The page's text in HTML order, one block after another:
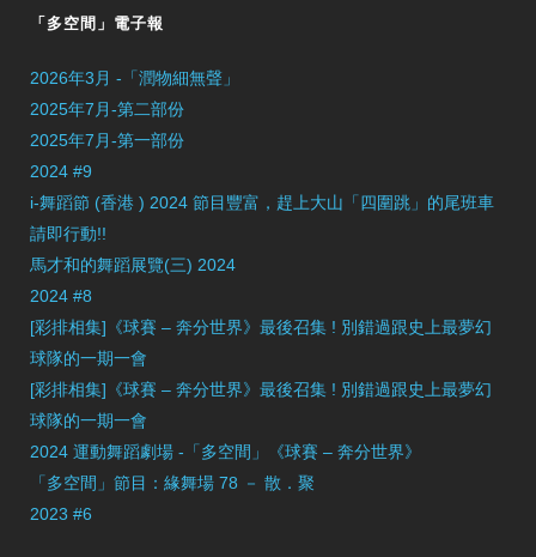
「多空間」電子報
2026年3月 -「潤物細無聲」
2025年7月-第二部份
2025年7月-第一部份
2024 #9
i-舞蹈節 (香港 ) 2024 節目豐富，趕上大山「四圍跳」的尾班車
請即行動!!
馬才和的舞蹈展覽(三) 2024
2024 #8
[彩排相集]《球賽 – 奔分世界》最後召集 ! 別錯過跟史上最夢幻
球隊的一期一會
[彩排相集]《球賽 – 奔分世界》最後召集 ! 別錯過跟史上最夢幻
球隊的一期一會
2024 運動舞蹈劇場 -「多空間」《球賽 – 奔分世界》
「多空間」節目：緣舞場 78 － 散．聚
2023 #6